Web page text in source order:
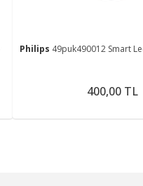
Philips 49puk490012 Smart
400,00 TL